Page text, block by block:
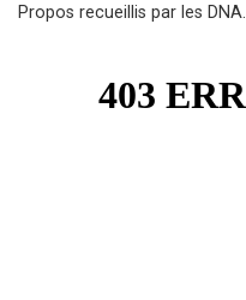
Propos recueillis par les DNA.